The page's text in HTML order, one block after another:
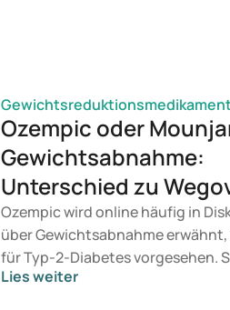
Ozempic oder
Gewichtsabnahme:
Unterschied zu
Ozempic wird online häufig in
über Gewichtsabnahme
für Typ-2-Diabetes vorgesehen.
eine Behandlung zur
Lies weiter